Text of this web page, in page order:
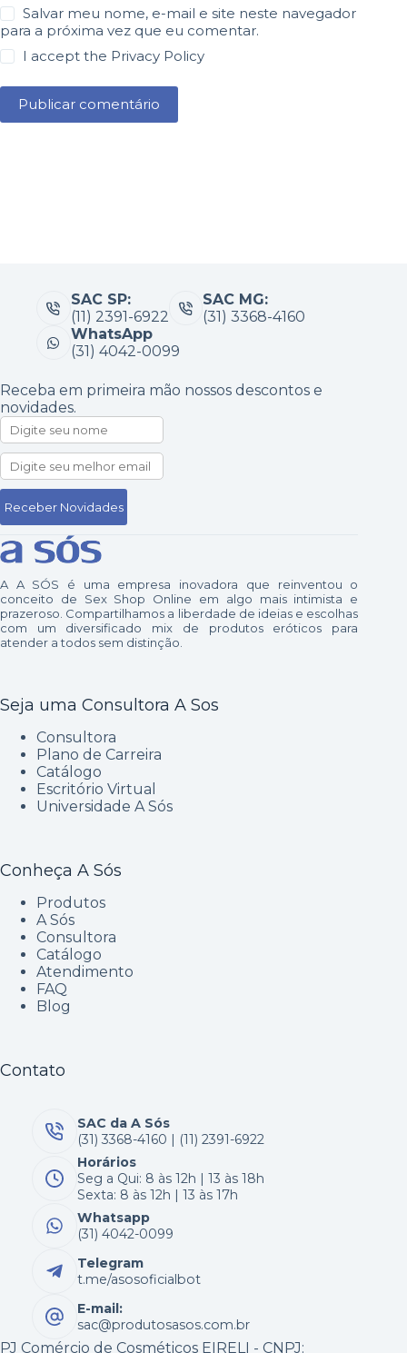
Salvar meu nome, e-mail e site neste navegador
para a próxima vez que eu comentar.
I accept the Privacy Policy
Publicar comentário
SAC SP:
(11) 2391-6922
SAC MG:
(31) 3368-4160
WhatsApp
(31) 4042-0099
Receba em primeira mão nossos descontos e
novidades.
A A SÓS é uma empresa inovadora que reinventou o
conceito de Sex Shop Online em algo mais intimista e
prazeroso. Compartilhamos a liberdade de ideias e escolhas
com um diversificado mix de produtos eróticos para
atender a todos sem distinção.
Seja uma Consultora A Sos
Consultora
Plano de Carreira
Catálogo
Escritório Virtual
Universidade A Sós
Conheça A Sós
Produtos
A Sós
Consultora
Catálogo
Atendimento
FAQ
Blog
Contato
SAC da A Sós
(31) 3368-4160 | (11) 2391-6922
Horários
Seg a Qui: 8 às 12h | 13 às 18h
Sexta: 8 às 12h | 13 às 17h
Whatsapp
(31) 4042-0099
Telegram
t.me/asosoficialbot
E-mail:
sac@produtosasos.com.br
PJ Comércio de Cosméticos EIRELI - CNPJ: